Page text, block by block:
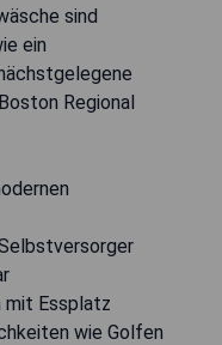
sind
ein
Regional
mit Essplatz
wie Golfen